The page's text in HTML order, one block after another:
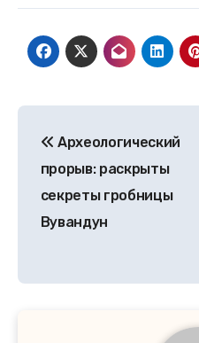
navigation
Археологический
прорыв: раскрыты
секреты гробницы
Вувандун